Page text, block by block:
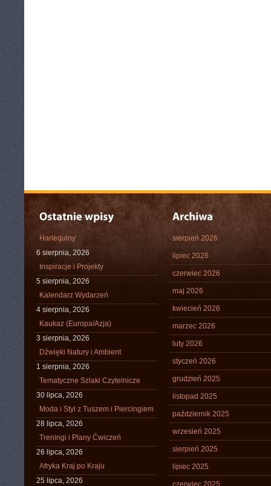
Harlequiny
6 sierpnia, 2026
Inspiracje i Projekty
5 sierpnia, 2026
Kalendarz Wydarzeń
4 sierpnia, 2026
Kaukaz (Europa/Azja)
3 sierpnia, 2026
Dźwięki Natury i Ambient
1 sierpnia, 2026
Tematyczne Szlaki Czytelnicze
30 lipca, 2026
Moda i Styl z Tuszem i Piercingiem
28 lipca, 2026
Treningi i Plany Ćwiczeń
26 lipca, 2026
Afryka Kraj po Kraju
25 lipca, 2026
sierpień 2026
lipiec 2026
czerwiec 2026
maj 2026
kwiecień 2026
marzec 2026
luty 2026
styczeń 2026
grudzień 2025
listopad 2025
październik 2025
wrzesień 2025
sierpień 2025
lipiec 2025
czerwiec 2025